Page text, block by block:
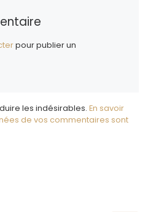
pour publier un
les indésirables. En savoir
de vos commentaires sont